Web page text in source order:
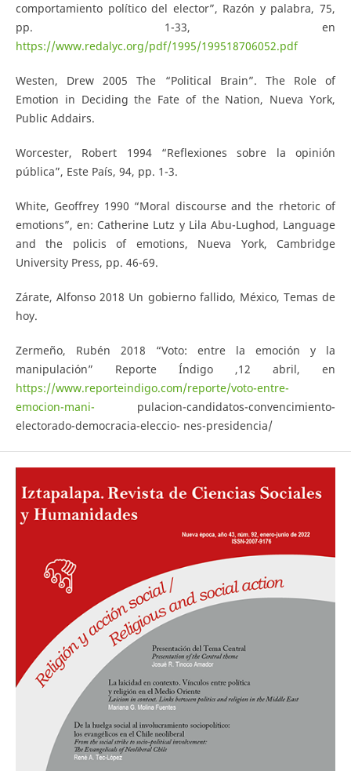
comportamiento político del elector”, Razón y palabra, 75,
pp. 1-33, en
https://www.redalyc.org/pdf/1995/199518706052.pdf
Westen, Drew 2005 The “Political Brain”. The Role of
Emotion in Deciding the Fate of the Nation, Nueva York,
Public Addairs.
Worcester, Robert 1994 “Reflexiones sobre la opinión
pública”, Este País, 94, pp. 1-3.
White, Geoffrey 1990 “Moral discourse and the rhetoric of
emotions”, en: Catherine Lutz y Lila Abu-Lughod, Language
and the policis of emotions, Nueva York, Cambridge
University Press, pp. 46-69.
Zárate, Alfonso 2018 Un gobierno fallido, México, Temas de
hoy.
Zermeño, Rubén 2018 “Voto: entre la emoción y la
manipulación” Reporte Índigo ,12 abril, en
https://www.reporteindigo.com/reporte/voto-entre-
emocion-mani- pulacion-candidatos-convencimiento-
electorado-democracia-eleccio- nes-presidencia/